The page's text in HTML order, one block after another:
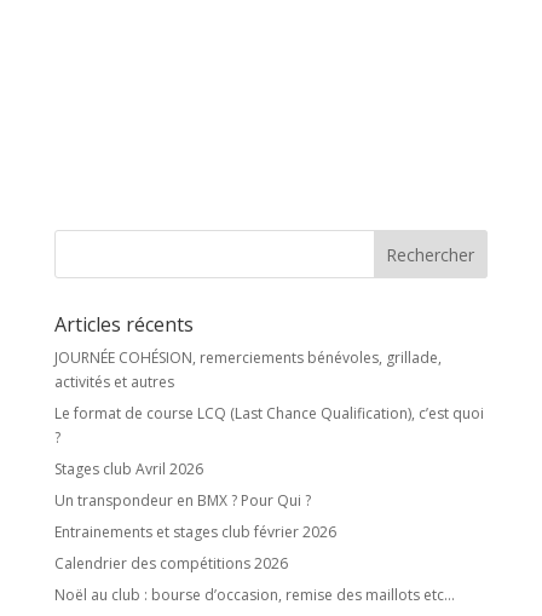
Articles récents
JOURNÉE COHÉSION, remerciements bénévoles, grillade,
activités et autres
Le format de course LCQ (Last Chance Qualification), c’est quoi
?
Stages club Avril 2026
Un transpondeur en BMX ? Pour Qui ?
Entrainements et stages club février 2026
Calendrier des compétitions 2026
Noël au club : bourse d’occasion, remise des maillots etc…